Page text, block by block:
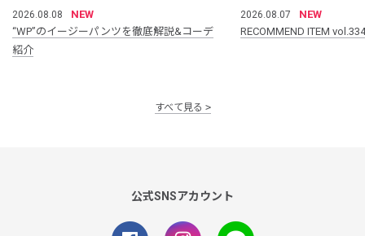
2026.08.08
NEW
“WP”のイージーパンツを徹底解説&コーデ
紹介
2026.08.07
NEW
RECOMMEND ITEM vol.334
すべて見る
公式SNSアカウント